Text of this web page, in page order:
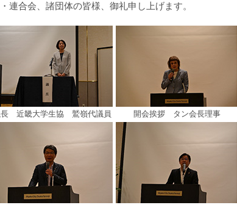
連合会、諸団体の皆様、御礼申し上げます。
近畿大学生協 鷲嶺代議員 開会挨拶 タン会長理事